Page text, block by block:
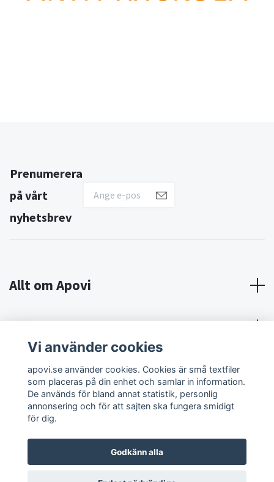
Prenumerera
på vårt
nyhetsbrev
Allt om Apovi
Om Apovi
Sociala medier
© 2026 Apovi
Vi använder cookies
apovi.se använder cookies. Cookies är små textfiler
som placeras på din enhet och samlar in information.
De används för bland annat statistik, personlig
annonsering och för att sajten ska fungera smidigt
för dig.
Godkänn alla